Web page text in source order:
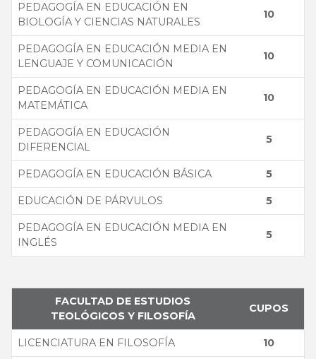
PEDAGOGÍA EN EDUCACIÓN EN
BIOLOGÍA Y CIENCIAS NATURALES
10
PEDAGOGÍA EN EDUCACIÓN MEDIA EN
LENGUAJE Y COMUNICACIÓN
10
PEDAGOGÍA EN EDUCACIÓN MEDIA EN
MATEMÁTICA
10
PEDAGOGÍA EN EDUCACIÓN
DIFERENCIAL
5
PEDAGOGÍA EN EDUCACIÓN BÁSICA 5
EDUCACIÓN DE PÁRVULOS 5
PEDAGOGÍA EN EDUCACIÓN MEDIA EN
INGLÉS
5
FACULTAD DE ESTUDIOS
TEOLÓGICOS Y FILOSOFÍA
CUPOS
LICENCIATURA EN FILOSOFÍA 10